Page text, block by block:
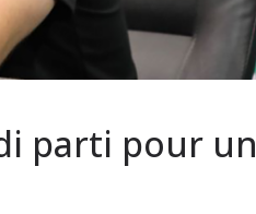
parti pour un